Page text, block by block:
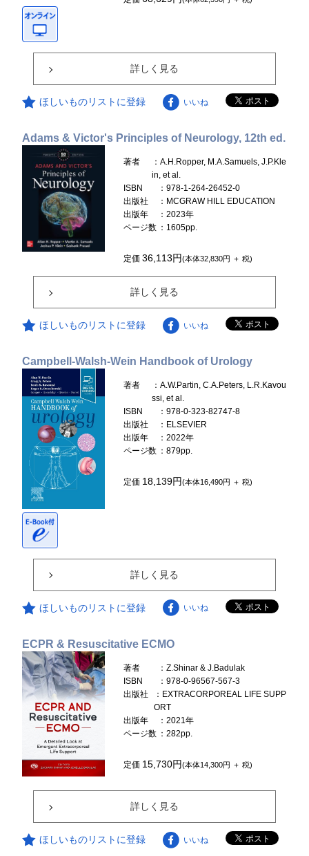
詳しく見る
ほしいものリストに登録 いいね
Adams & Victor's Principles of Neurology, 12th ed.
著者
：A.H.Ropper, M.A.Samuels, J.P.Kle
in, et al.
ISBN
：978-1-264-26452-0
出版社
：MCGRAW HILL EDUCATION
出版年
：2023年
ページ数 ：1605pp.
定価36,113円(本体32,830円 ＋ 税)
詳しく見る
ほしいものリストに登録 いいね
Campbell-Walsh-Wein Handbook of Urology
著者
：A.W.Partin, C.A.Peters, L.R.Kavou
ssi, et al.
ISBN
：978-0-323-82747-8
出版社
：ELSEVIER
出版年
：2022年
ページ数 ：879pp.
定価 18,139円(本体16,490円 ＋ 税)
詳しく見る
ほしいものリストに登録 いいね
ECPR & Resuscitative ECMO
著者
：Z.Shinar & J.Badulak
ISBN
：978-0-96567-567-3
出版社
：EXTRACORPOREAL LIFE SUPP
ORT
出版年
：2021年
ページ数 ：282pp.
定価 15,730円(本体14,300円 ＋ 税)
詳しく見る
ほしいものリストに登録 いいね